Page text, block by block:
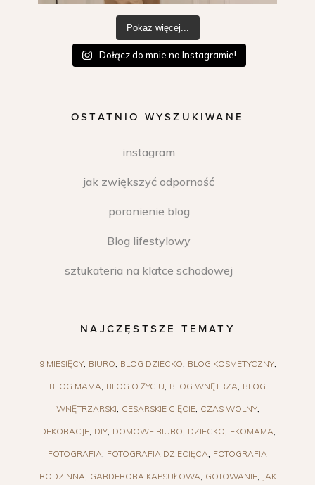
Pokaż więcej...
Dołącz do mnie na Instagramie!
OSTATNIO WYSZUKIWANE
instagram
jak zwiększyć odporność
poronienie blog
Blog lifestylowy
sztukateria na klatce schodowej
NAJCZĘSTSZE TEMATY
9 MIESIĘCY BIURO BLOG DZIECKO BLOG KOSMETYCZNY
BLOG MAMA BLOG O ŻYCIU BLOG WNĘTRZA BLOG
WNĘTRZARSKI CESARSKIE CIĘCIE CZAS WOLNY
DEKORACJE DIY DOMOWE BIURO DZIECKO EKOMAMA
FOTOGRAFIA FOTOGRAFIA DZIECIĘCA FOTOGRAFIA
RODZINNA GARDEROBA KAPSUŁOWA GOTOWANIE JAK